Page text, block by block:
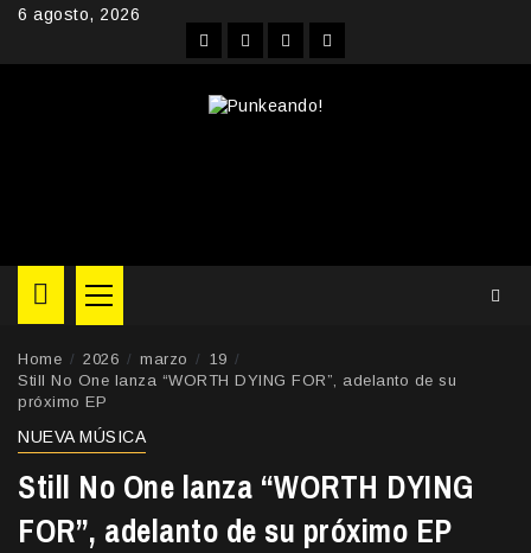
Skip6 agosto, 2026
FacebookInstagram
YouTubeTwitter
Primary
Menu
Home 2026 marzo
19
Still No One lanza “WORTH DYING FOR”, adelanto de su
próximo EP
NUEVA MÚSICA
Still No One lanza “WORTH DYING
FOR”, adelanto de su próximo EP